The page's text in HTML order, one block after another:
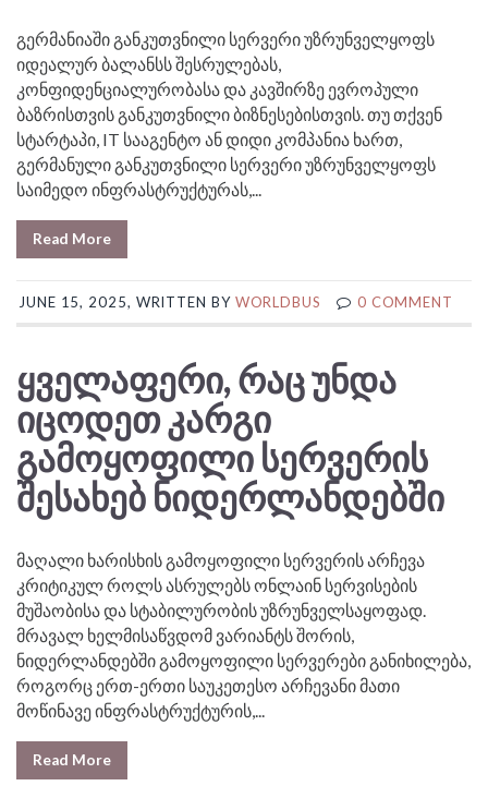
გერმანიაში განკუთვნილი სერვერი უზრუნველყოფს
იდეალურ ბალანსს შესრულებას,
კონფიდენციალურობასა და კავშირზე ევროპული
ბაზრისთვის განკუთვნილი ბიზნესებისთვის. თუ თქვენ
სტარტაპი, IT სააგენტო ან დიდი კომპანია ხართ,
გერმანული განკუთვნილი სერვერი უზრუნველყოფს
საიმედო ინფრასტრუქტურას,...
Read More
JUNE 15, 2025, WRITTEN BY WORLDBUS 0 COMMENT
ᲧᲕᲔᲚᲐᲤᲔᲠᲘ, ᲠᲐᲪ ᲣᲜᲓᲐ
ᲘᲪᲝᲓᲔᲗ ᲙᲐᲠᲒᲘ
ᲒᲐᲛᲝᲧᲝᲤᲘᲚᲘ ᲡᲔᲠᲕᲔᲠᲘᲡ
ᲨᲔᲡᲐᲮᲔᲑ ᲜᲘᲓᲔᲠᲚᲐᲜᲓᲔᲑᲨᲘ
მაღალი ხარისხის გამოყოფილი სერვერის არჩევა
კრიტიკულ როლს ასრულებს ონლაინ სერვისების
მუშაობისა და სტაბილურობის უზრუნველსაყოფად.
მრავალ ხელმისაწვდომ ვარიანტს შორის,
ნიდერლანდებში გამოყოფილი სერვერები განიხილება,
როგორც ერთ-ერთი საუკეთესო არჩევანი მათი
მოწინავე ინფრასტრუქტურის,...
Read More